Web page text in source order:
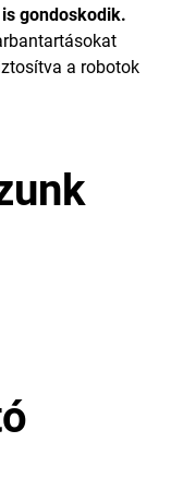
gondoskodik.
a robotok